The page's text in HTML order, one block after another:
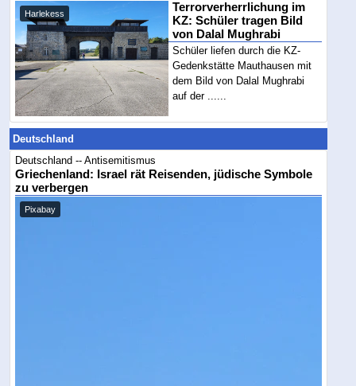
Harlekess
Terrorverherrlichung im
KZ: Schüler tragen Bild
von Dalal Mughrabi
Schüler liefen durch die KZ-
Gedenkstätte Mauthausen mit
dem Bild von Dalal Mughrabi
auf der ......
Deutschland
Deutschland -- Antisemitismus
Griechenland: Israel rät Reisenden, jüdische Symbole
zu verbergen
Pixabay